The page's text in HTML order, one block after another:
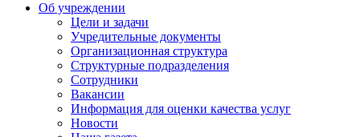
Об учреждении
Цели и задачи
Учредительные документы
Организационная структура
Структурные подразделения
Сотрудники
Вакансии
Информация для оценки качества услуг
Новости